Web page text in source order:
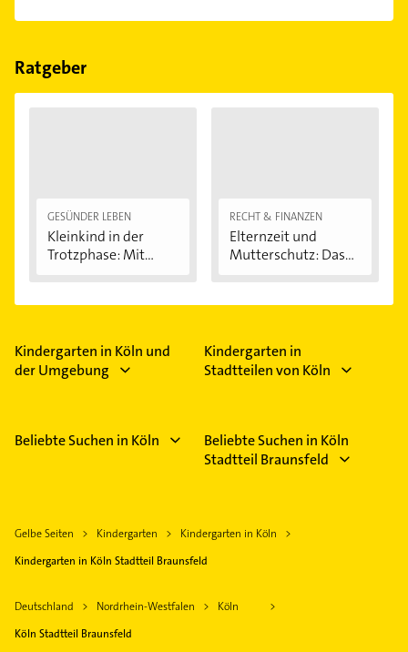
Im Anbieter-Bereich finden Sie alleÖffnungszeiten.
Feiertagen abweichen können.
Ratgeber
GESÜNDER LEBEN
Kleinkind in der
Trotzphase: Mit...
RECHT & FINANZEN
Elternzeit und
Mutterschutz: Das...
Kindergarten in Köln und
der Umgebung
Kindergarten in
Stadtteilen von Köln
Beliebte Suchen in Köln
Beliebte Suchen in Köln
Stadtteil Braunsfeld
Gelbe Seiten Kindergarten
Kindergarten in Köln
Kindergarten in Köln Stadtteil Braunsfeld
Deutschland Nordrhein-Westfalen
Köln
Köln Stadtteil Braunsfeld